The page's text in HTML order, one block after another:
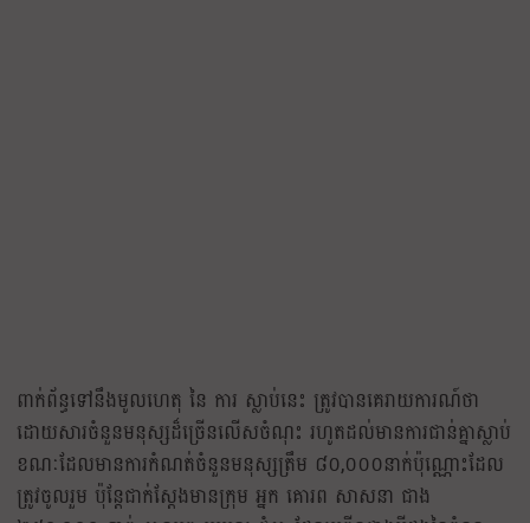
ពាក់ព័ន្ធទៅនឹងមូលហេតុ នៃ ការ ស្លាប់នេះ ត្រូវបានគេរាយការណ៍ថា
ដោយសារចំនួនមនុស្សដ៏ច្រើនលើសចំណុះ រហូតដល់មានការជាន់គ្នាស្លាប់
ខណៈដែលមានការកំណត់ចំនួនមនុស្សត្រឹម ៨០,០០០នាក់ប៉ុណ្ណោះដែល
ត្រូវចូលរួម ប៉ុន្តែជាក់ស្ដែងមានក្រុម អ្នក គោរព សាសនា ជាង